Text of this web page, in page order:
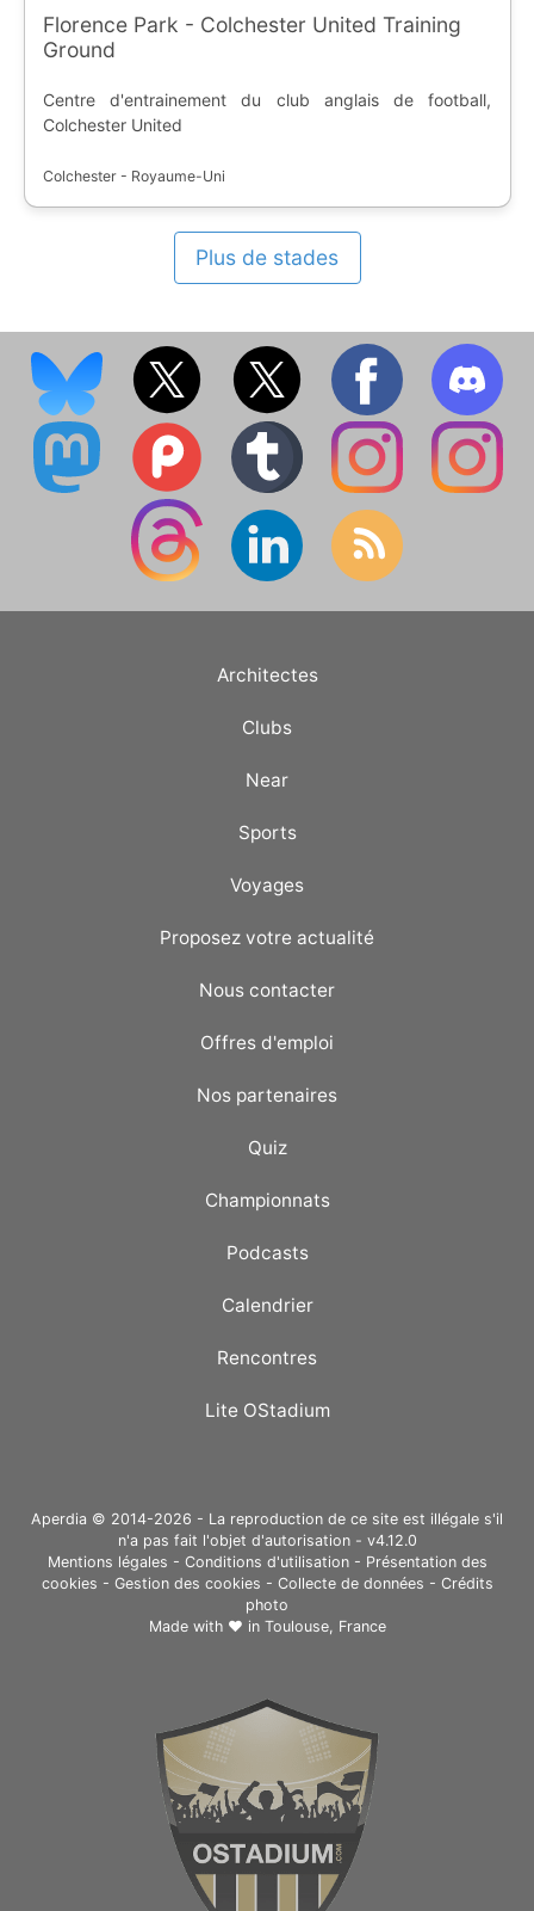
Florence Park - Colchester United Training
Ground
Centre d'entrainement du club anglais de football,
Colchester United
Colchester - Royaume-Uni
Plus de stades
Architectes
Clubs
Near
Sports
Voyages
Proposez votre actualité
Nous contacter
Offres d'emploi
Nos partenaires
Quiz
Championnats
Podcasts
Calendrier
Rencontres
Lite OStadium
Aperdia © 2014-2026 - La reproduction de ce site est illégale s'il
n'a pas fait l'objet d'autorisation - v4.12.0
Mentions légales - Conditions d'utilisation- Présentation des
cookies - Gestion des cookies - Collecte de données - Crédits
photo
Made with ❤ in Toulouse, France